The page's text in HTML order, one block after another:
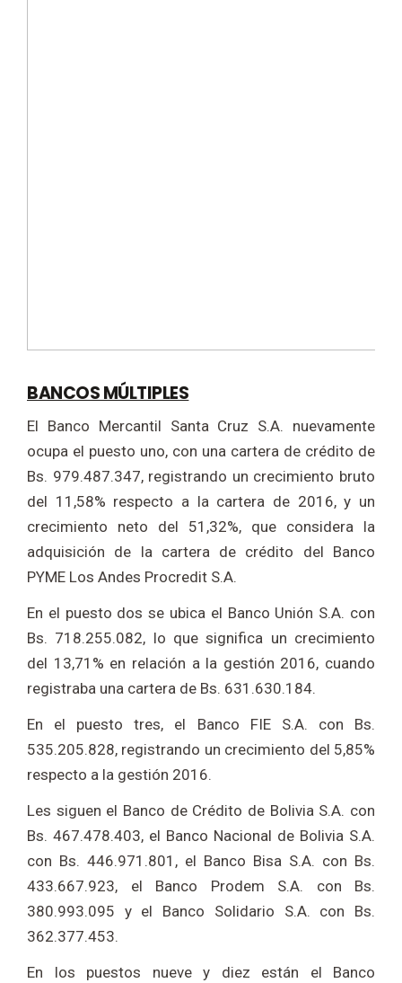
BANCOS MÚLTIPLES
El Banco Mercantil Santa Cruz S.A. nuevamente
ocupa el puesto uno, con una cartera de crédito de
Bs. 979.487.347, registrando un crecimiento bruto
del 11,58% respecto a la cartera de 2016, y un
crecimiento neto del 51,32%, que considera la
adquisición de la cartera de crédito del Banco
PYME Los Andes Procredit S.A.
En el puesto dos se ubica el Banco Unión S.A. con
Bs. 718.255.082, lo que significa un crecimiento
del 13,71% en relación a la gestión 2016, cuando
registraba una cartera de Bs. 631.630.184.
En el puesto tres, el Banco FIE S.A. con Bs.
535.205.828, registrando un crecimiento del 5,85%
respecto a la gestión 2016.
Les siguen el Banco de Crédito de Bolivia S.A. con
Bs. 467.478.403, el Banco Nacional de Bolivia S.A.
con Bs. 446.971.801, el Banco Bisa S.A. con Bs.
433.667.923, el Banco Prodem S.A. con Bs.
380.993.095 y el Banco Solidario S.A. con Bs.
362.377.453.
En los puestos nueve y diez están el Banco